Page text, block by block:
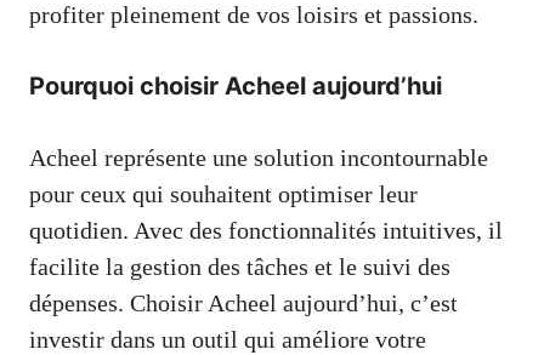
profiter pleinement de vos loisirs et passions.
Pourquoi choisir Acheel aujourd’hui
Acheel représente une solution incontournable
pour ceux qui souhaitent optimiser leur
quotidien. Avec des fonctionnalités intuitives, il
facilite la gestion des tâches et le suivi des
dépenses. Choisir Acheel aujourd’hui, c’est
investir dans un outil qui améliore votre